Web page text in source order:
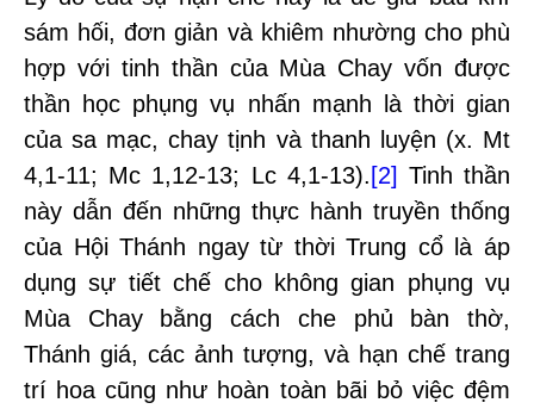
sám hối, đơn giản và khiêm nhường cho phù
hợp với tinh thần của Mùa Chay vốn được
thần học phụng vụ nhấn mạnh là thời gian
của sa mạc, chay tịnh và thanh luyện (x. Mt
4,1-11; Mc 1,12-13; Lc 4,1-13).[2] Tinh thần
này dẫn đến những thực hành truyền thống
của Hội Thánh ngay từ thời Trung cổ là áp
dụng sự tiết chế cho không gian phụng vụ
Mùa Chay bằng cách che phủ bàn thờ,
Thánh giá, các ảnh tượng, và hạn chế trang
trí hoa cũng như hoàn toàn bãi bỏ việc đệm